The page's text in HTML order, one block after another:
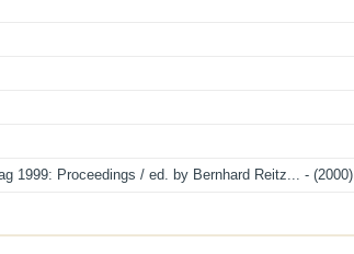
1999: Proceedings / ed. by Bernhard Reitz... - (2000)